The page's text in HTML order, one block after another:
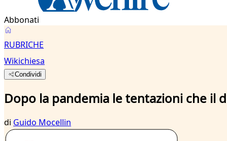
Abbonati
RUBRICHE
Wikichiesa
Condividi
Dopo la pandemia le tentazioni che il
di Guido Mocellin